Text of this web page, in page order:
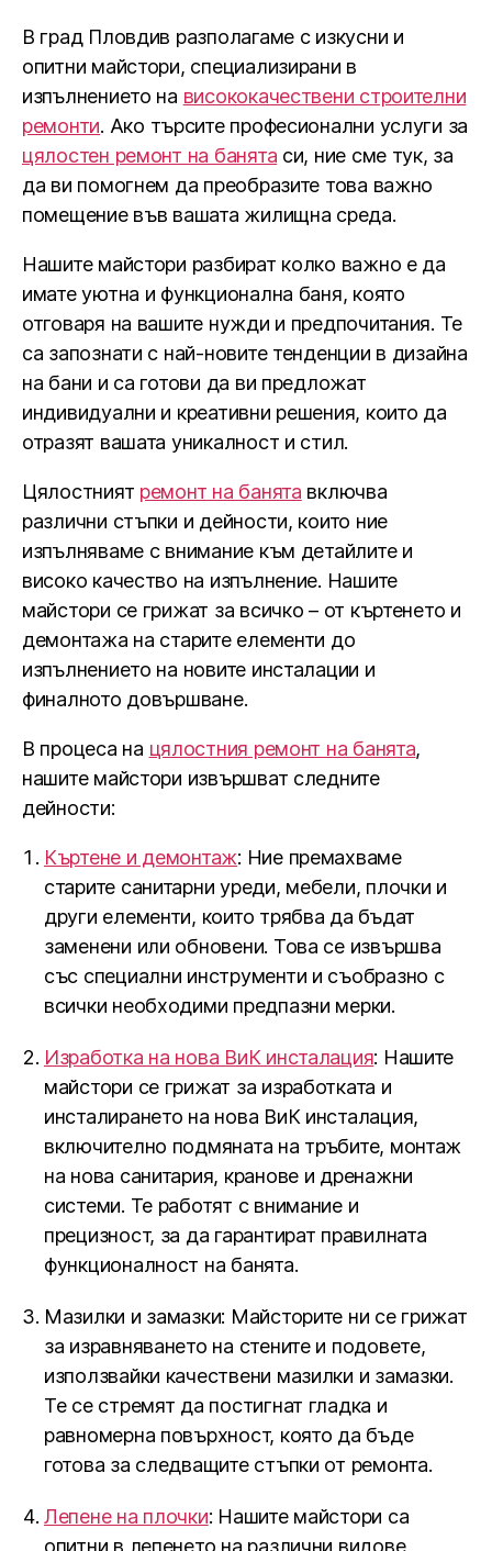
В град Пловдив разполагаме с изкусни и
опитни майстори, специализирани в
изпълнението на висококачествени строителни
ремонти. Ако търсите професионални услуги за
цялостен ремонт на банята си, ние сме тук, за
да ви помогнем да преобразите това важно
помещение във вашата жилищна среда.
Нашите майстори разбират колко важно е да
имате уютна и функционална баня, която
отговаря на вашите нужди и предпочитания. Те
са запознати с най-новите тенденции в дизайна
на бани и са готови да ви предложат
индивидуални и креативни решения, които да
отразят вашата уникалност и стил.
Цялостният ремонт на банята включва
различни стъпки и дейности, които ние
изпълняваме с внимание към детайлите и
високо качество на изпълнение. Нашите
майстори се грижат за всичко – от къртенето и
демонтажа на старите елементи до
изпълнението на новите инсталации и
финалното довършване.
В процеса на цялостния ремонт на банята,
нашите майстори извършват следните
дейности:
Къртене и демонтаж: Ние премахваме
старите санитарни уреди, мебели, плочки и
други елементи, които трябва да бъдат
заменени или обновени. Това се извършва
със специални инструменти и съобразно с
всички необходими предпазни мерки.
Изработка на нова ВиК инсталация: Нашите
майстори се грижат за изработката и
инсталирането на нова ВиК инсталация,
включително подмяната на тръбите, монтаж
на нова санитария, кранове и дренажни
системи. Те работят с внимание и
прецизност, за да гарантират правилната
функционалност на банята.
Мазилки и замазки: Майсторите ни се грижат
за изравняването на стените и подовете,
използвайки качествени мазилки и замазки.
Те се стремят да постигнат гладка и
равномерна повърхност, която да бъде
готова за следващите стъпки от ремонта.
Лепене на плочки: Нашите майстори са
опитни в лепенето на различни видове